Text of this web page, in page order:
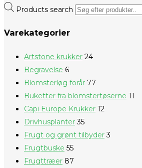
Products search
Varekategorier
Artstone krukker 24
Begravelse 6
Blomsterløg forår 77
Buketter fra blomstertøserne 11
Capi Europe Krukker 12
Drivhusplanter 35
Frugt og grønt tilbyder 3
Frugtbuske 55
Frugttræer 87